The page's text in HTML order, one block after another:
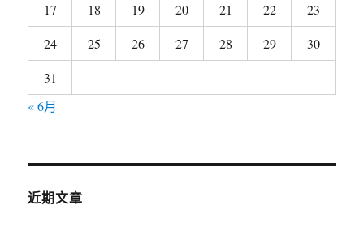
17
18 19 20 21 22
23
24
25 26 27 28 29
30
31
« 6月
近期文章